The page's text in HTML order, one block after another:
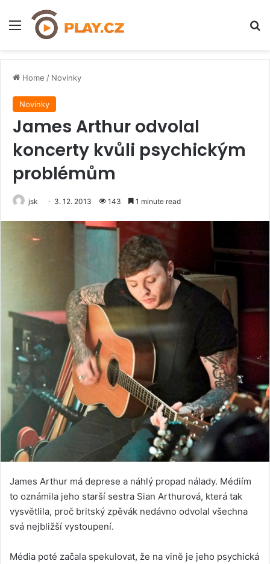
Menu
Home / Novinky
Novinky
James Arthur odvolal
koncerty kvůli psychickým
problémům
jsk 3. 12. 2013 143 1 minute read
James Arthur má deprese a náhlý propad nálady. Médiím
to oznámila jeho starší sestra Sian Arthurová, která tak
vysvětlila, proč britský zpěvák nedávno odvolal všechna
svá nejbližší vystoupení.
Média poté začala spekulovat, že na vině je jeho psychická